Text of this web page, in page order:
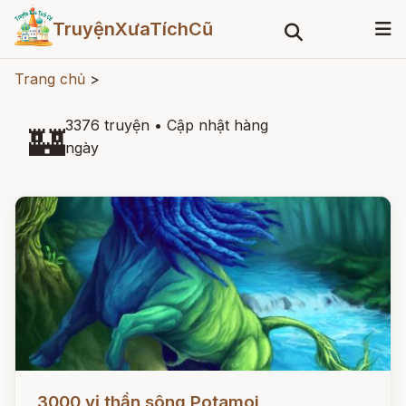
TruyệnXưaTíchCũ
Trang chủ >
🏰3376 truyện • Cập nhật hàng
ngày